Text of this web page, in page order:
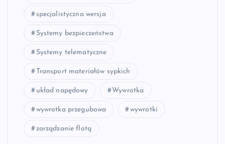
specjalistyczna wersja
Systemy bezpieczeństwa
Systemy telematyczne
Transport materiałów sypkich
układ napędowy Wywrotka
wywrotka przegubowa wywrotki
zarządzanie flotą